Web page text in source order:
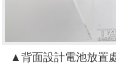
▲背面設計電池放置